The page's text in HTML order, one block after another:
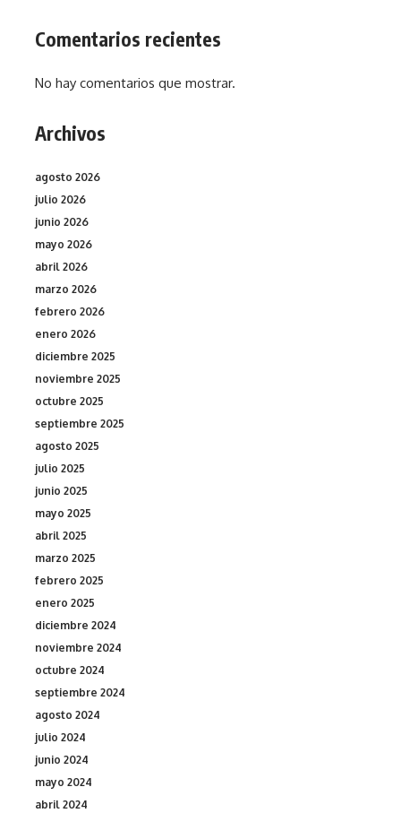
Comentarios recientes
No hay comentarios que mostrar.
Archivos
agosto 2026
julio 2026
junio 2026
mayo 2026
abril 2026
marzo 2026
febrero 2026
enero 2026
diciembre 2025
noviembre 2025
octubre 2025
septiembre 2025
agosto 2025
julio 2025
junio 2025
mayo 2025
abril 2025
marzo 2025
febrero 2025
enero 2025
diciembre 2024
noviembre 2024
octubre 2024
septiembre 2024
agosto 2024
julio 2024
junio 2024
mayo 2024
abril 2024